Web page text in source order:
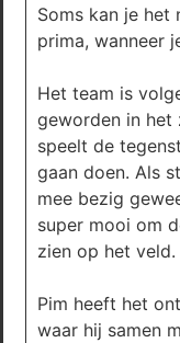
Soms kan je het
prima, wanneer
Het team is
geworden in het
speelt de
gaan doen. Als
mee bezig
super mooi om
zien op het veld.
Pim heeft het
waar hij samen